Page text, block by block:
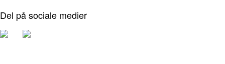
Del på sociale medier